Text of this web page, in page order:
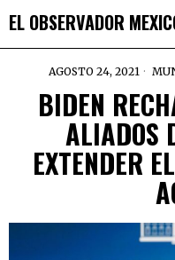
EL OBSERVADOR
AGOSTO 24, 2021
BIDEN
ALIADOS
EXTENDER